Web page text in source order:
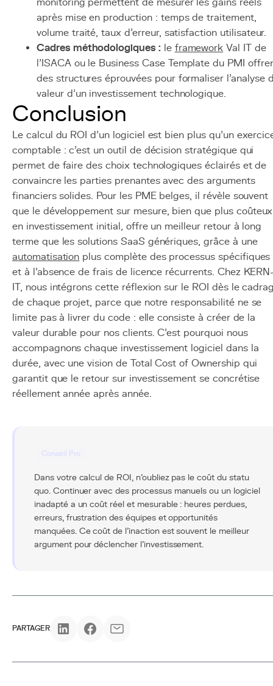
monitoring permettent de mesurer les gains réels
après mise en production : temps de traitement,
volume traité, taux d'erreur, satisfaction utilisateur.
Cadres méthodologiques :le framework Val IT de
l'ISACA ou le Business Case Template du PMI
des structures éprouvées pour formaliser l'analyse
valeur d'un investissement technologique.
Conclusion
Le calcul du ROI d'un logiciel est bien plus qu'un
comptable : c'est un outil de décision stratégique qui
permet de faire des choix technologiques éclairés et de
convaincre les parties prenantes avec des arguments
financiers solides. Pour les PME belges, il révèle souvent
que le développement sur mesure, bien que plus coûteux
en investissement initial, offre un meilleur retour à long
terme que les solutions SaaS génériques, grâce à une
automatisation plus complète des processus spécifiques
et à l'absence de frais de licence récurrents. Chez
IT, nous intégrons cette réflexion sur le ROI dès le
de chaque projet, parce que notre responsabilité ne se
limite pas à livrer du code : elle consiste à créer de la
valeur durable pour nos clients. C'est pourquoi nous
accompagnons chaque investissement logiciel dans la
durée, avec une vision de Total Cost of Ownership qui
garantit que le retour sur investissement se concrétise
réellement année après année.
Conseil Pro
Dans votre calcul de ROI, n'oubliez pas le coût du statu
quo. Continuer avec des processus manuels ou un logiciel
inadapté a un coût réel et mesurable : heures perdues,
erreurs, frustration des équipes et opportunités
manquées. Ce coût de l'inaction est souvent le meilleur
argument pour déclencher l'investissement.
PARTAGER